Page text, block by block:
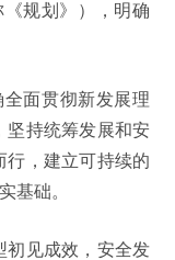
规划》），明确
面贯彻新发展理
坚持统筹发展和安
行，建立可持续的
基础。
见成效，安全发